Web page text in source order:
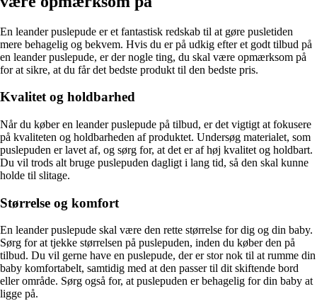
En leander puslepude er et fantastisk redskab til at gøre pusletiden
mere behagelig og bekvem. Hvis du er på udkig efter et godt tilbud på
en leander puslepude, er der nogle ting, du skal være opmærksom på
for at sikre, at du får det bedste produkt til den bedste pris.
Kvalitet og holdbarhed
Når du køber en leander puslepude på tilbud, er det vigtigt at fokusere
på kvaliteten og holdbarheden af produktet. Undersøg materialet, som
puslepuden er lavet af, og sørg for, at det er af høj kvalitet og holdbart.
Du vil trods alt bruge puslepuden dagligt i lang tid, så den skal kunne
holde til slitage.
Størrelse og komfort
En leander puslepude skal være den rette størrelse for dig og din baby.
Sørg for at tjekke størrelsen på puslepuden, inden du køber den på
tilbud. Du vil gerne have en puslepude, der er stor nok til at rumme din
baby komfortabelt, samtidig med at den passer til dit skiftende bord
eller område. Sørg også for, at puslepuden er behagelig for din baby at
ligge på.